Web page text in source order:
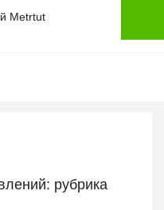
рубрика